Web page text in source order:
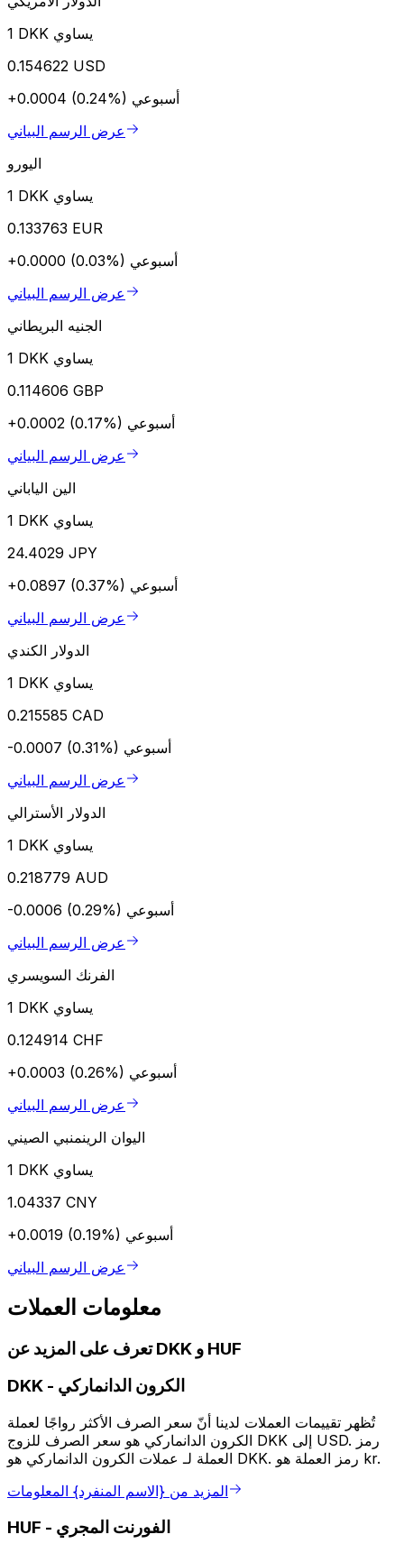
1 DKK يساوي
0.154622 USD
+0.0004 (0.24%) أسبوعي
عرض الرسم البياني
اليورو
1 DKK يساوي
0.133763 EUR
+0.0000 (0.03%) أسبوعي
عرض الرسم البياني
الجنيه البريطاني
1 DKK يساوي
0.114606 GBP
+0.0002 (0.17%) أسبوعي
عرض الرسم البياني
الين الياباني
1 DKK يساوي
24.4029 JPY
+0.0897 (0.37%) أسبوعي
عرض الرسم البياني
الدولار الكندي
1 DKK يساوي
0.215585 CAD
-0.0007 (0.31%) أسبوعي
عرض الرسم البياني
الدولار الأسترالي
1 DKK يساوي
0.218779 AUD
-0.0006 (0.29%) أسبوعي
عرض الرسم البياني
الفرنك السويسري
1 DKK يساوي
0.124914 CHF
+0.0003 (0.26%) أسبوعي
عرض الرسم البياني
اليوان الرينمنبي الصيني
1 DKK يساوي
1.04337 CNY
+0.0019 (0.19%) أسبوعي
عرض الرسم البياني
معلومات العملات
تعرف على المزيد عن DKK و HUF
DKK - الكرون الدانماركي
تُظهر تقييمات العملات لدينا أنّ سعر الصرف الأكثر رواجًا لعملة
الكرون الدانماركي هو سعر الصرف للزوج DKK إلى USD. رمز
العملة لـ عملات الكرون الدانماركي هو DKK. رمز العملة هو kr.
المزيد من {الاسم المنفرد} المعلومات
HUF - الفورنت المجري